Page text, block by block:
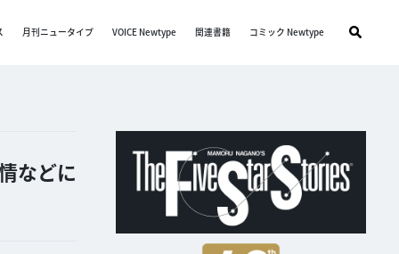
月刊ニュータイプ VOICE Newtype 関連書籍 コミック Newtype
などに